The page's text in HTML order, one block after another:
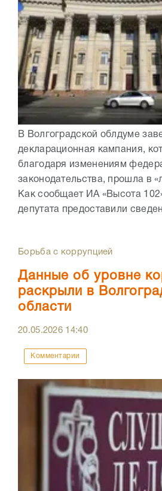
В Волгоградской облдуме
декларационная кампания,
благодаря изменениям
законодательства, прошла в
Как сообщает ИА «Высота
депутата предоставили
Борьба с коррупцией
Данные об уровне
раскрыли в
области
20.05.2026 14:40
Комментарии